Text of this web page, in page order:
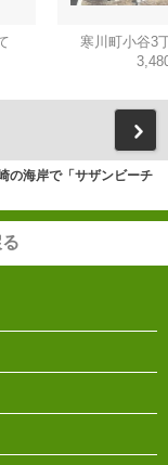
寒川町小谷3
の海岸で「サザンビーチ